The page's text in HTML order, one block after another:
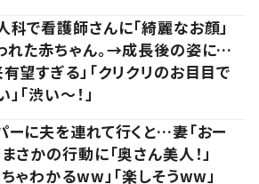
科で看護師さんに「綺麗なお顔」
れた赤ちゃん。→成長後の姿に…
有望すぎる」「クリクリのお目目で
「渋い～！」
ーに夫を連れて行くと…妻「おー
さかの行動に「奥さん美人！」
ちゃわかるww」「楽しそうww」